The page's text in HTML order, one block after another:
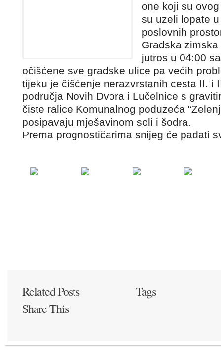
one koji su
su uzeli lopate
poslovnih
Gradska
jutros u 04:00
očišćene sve gradske ulice pa većih
tijeku je čišćenje nerazvrstanih cesta II. i
područja Novih Dvora i Lučelnice s
čiste ralice Komunalnog poduzeća
posipavaju mješavinom soli i šodra.
Prema prognostičarima snijeg će padati
Related Posts
Tags
Share This